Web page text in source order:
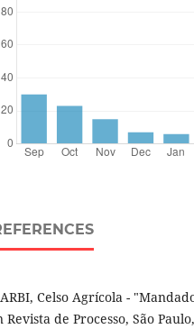
Celso Agrícola -
Revista de Processo, São